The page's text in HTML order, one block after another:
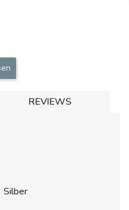
REVIEWS
Silber